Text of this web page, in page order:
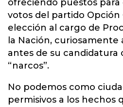
ofreciendo puestos
votos del partido Opción
elección al cargo de
la Nación, curiosamente
antes de su candidatura
“narcos”.
No podemos como
permisivos a los hechos